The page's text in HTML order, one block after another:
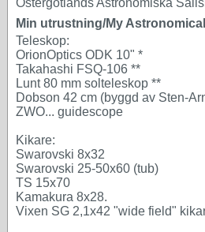
Östergötlands Astronomiska
Min utrustning/My
Teleskop:
OrionOptics ODK 10" *
Takahashi FSQ-106 **
Lunt 80 mm solteleskop **
Dobson 42 cm (byggd av Sten-
ZWO... guidescope
Kikare:
Swarovski 8x32
Swarovski 25-50x60 (tub)
TS 15x70
Kamakura 8x28.
Vixen SG 2,1x42 "wide field"